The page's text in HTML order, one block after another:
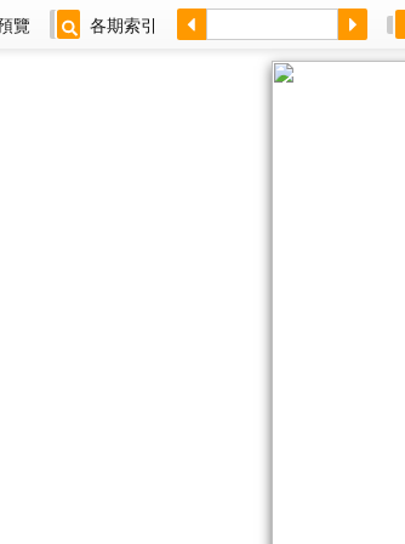
覽 各期索引